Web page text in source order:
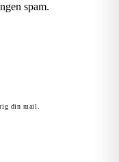
spam.
din mail.